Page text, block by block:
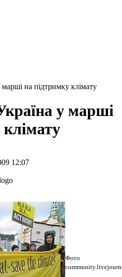
на підтримку клімату
у марші
12:07
Фото